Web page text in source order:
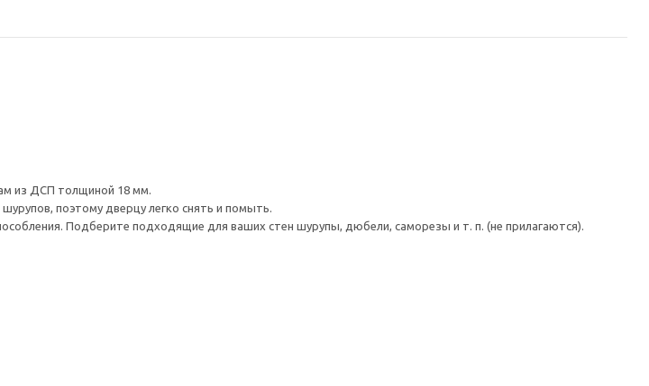
из ДСП толщиной 18 мм.
поэтому дверцу легко снять и помыть.
Подберите подходящие для ваших стен шурупы, дюбели, саморезы и т. п. (не прилагаются).